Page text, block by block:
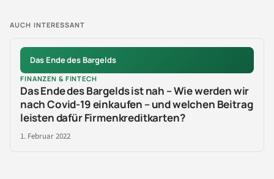
AUCH INTERESSANT
Das Ende des Bargelds
FINANZEN & FINTECH
Das Ende des Bargelds ist nah – Wie werden wir
nach Covid-19 einkaufen – und welchen Beitrag
leisten dafür Firmenkreditkarten?
1. Februar 2022